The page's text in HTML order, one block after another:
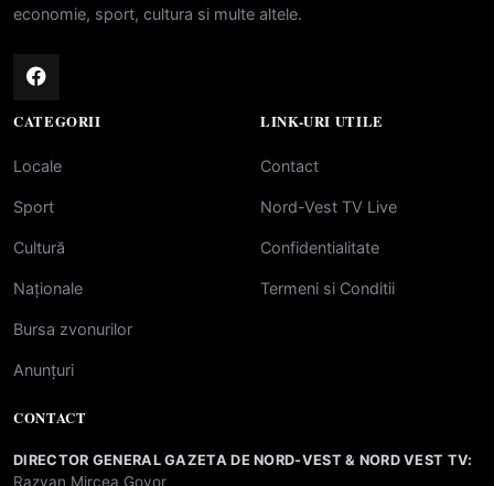
economie, sport, cultura si multe altele.
CATEGORII
Locale
Sport
Cultură
Naționale
Bursa zvonurilor
Anunțuri
LINK-URI UTILE
Contact
Nord-Vest TV Live
Confidentialitate
Termeni si Conditii
CONTACT
DIRECTOR GENERAL GAZETA DE NORD-VEST & NORD VEST TV:
Razvan Mircea Govor